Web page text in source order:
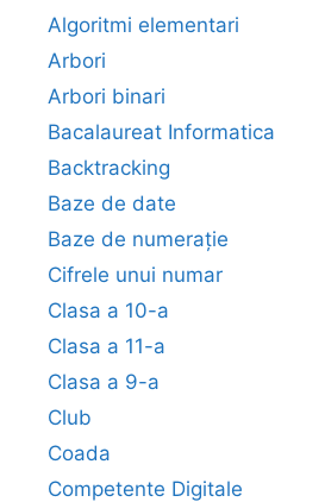
Algoritmi elementari
Arbori
Arbori binari
Bacalaureat Informatica
Backtracking
Baze de date
Baze de numerație
Cifrele unui numar
Clasa a 10-a
Clasa a 11-a
Clasa a 9-a
Club
Coada
Competente Digitale